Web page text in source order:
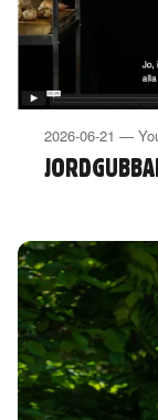
2026-06-21 —